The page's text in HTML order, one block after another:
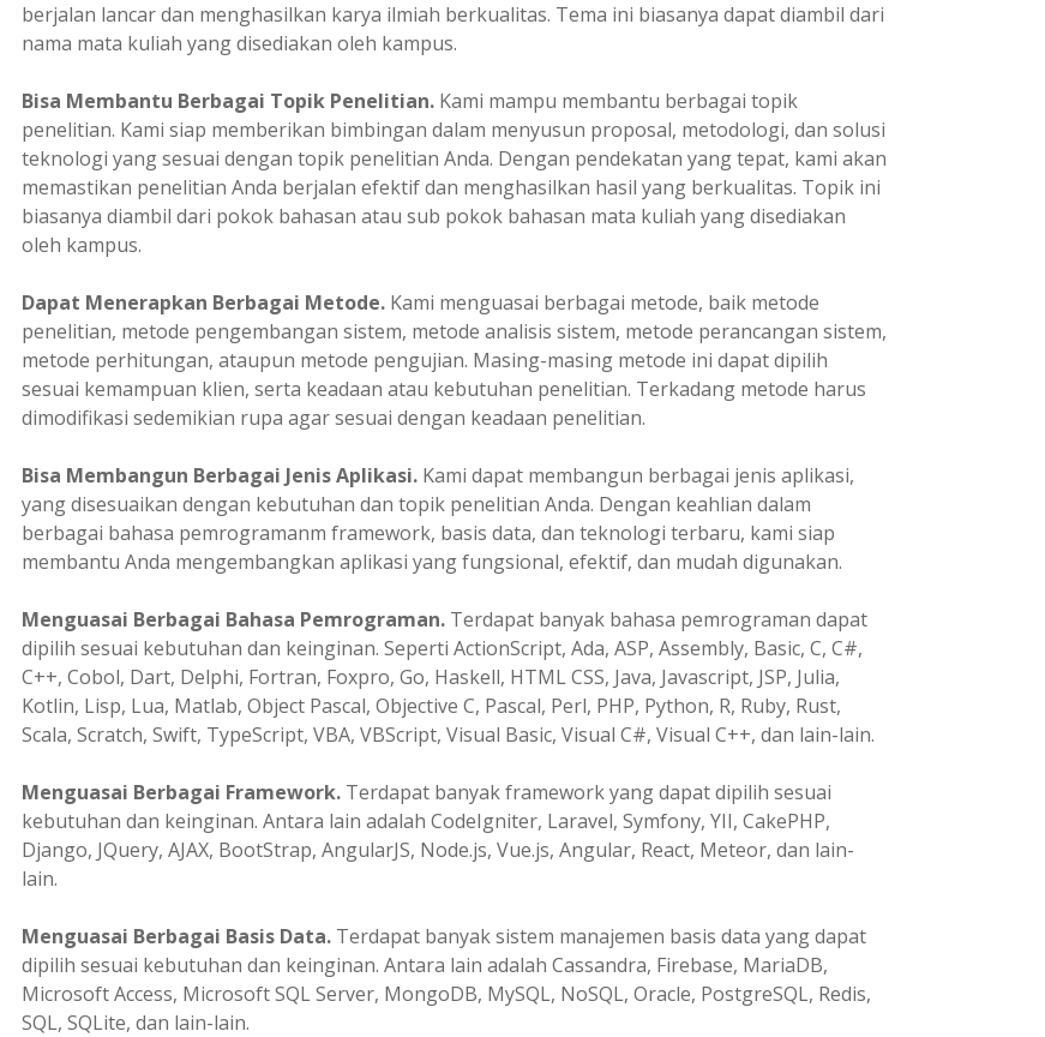
berjalan lancar dan menghasilkan karya ilmiah berkualitas. Tema ini biasanya dapat diambil dari
nama mata kuliah yang disediakan oleh kampus.
Bisa Membantu Berbagai Topik Penelitian.Kami mampu membantu berbagai topik
penelitian. Kami siap memberikan bimbingan dalam menyusun proposal, metodologi, dan solusi
teknologi yang sesuai dengan topik penelitian Anda. Dengan pendekatan yang tepat, kami akan
memastikan penelitian Anda berjalan efektif dan menghasilkan hasil yang berkualitas. Topik ini
biasanya diambil dari pokok bahasan atau sub pokok bahasan mata kuliah yang disediakan
oleh kampus.
Dapat Menerapkan Berbagai Metode.Kami menguasai berbagai metode, baik metode
penelitian, metode pengembangan sistem, metode analisis sistem, metode perancangan sistem,
metode perhitungan, ataupun metode pengujian. Masing-masing metode ini dapat dipilih
sesuai kemampuan klien, serta keadaan atau kebutuhan penelitian. Terkadang metode harus
dimodifikasi sedemikian rupa agar sesuai dengan keadaan penelitian.
Bisa Membangun Berbagai Jenis Aplikasi.Kami dapat membangun berbagai jenis aplikasi,
yang disesuaikan dengan kebutuhan dan topik penelitian Anda. Dengan keahlian dalam
berbagai bahasa pemrogramanm framework, basis data, dan teknologi terbaru, kami siap
membantu Anda mengembangkan aplikasi yang fungsional, efektif, dan mudah digunakan.
Menguasai Berbagai Bahasa Pemrograman.Terdapat banyak bahasa pemrograman dapat
dipilih sesuai kebutuhan dan keinginan. Seperti ActionScript, Ada, ASP, Assembly, Basic, C, C#,
C++, Cobol, Dart, Delphi, Fortran, Foxpro, Go, Haskell, HTML CSS, Java, Javascript, JSP, Julia,
Kotlin, Lisp, Lua, Matlab, Object Pascal, Objective C, Pascal, Perl, PHP, Python, R, Ruby, Rust,
Scala, Scratch, Swift, TypeScript, VBA, VBScript, Visual Basic, Visual C#, Visual C++, dan lain-lain.
Menguasai Berbagai Framework.Terdapat banyak framework yang dapat dipilih sesuai
kebutuhan dan keinginan. Antara lain adalah CodeIgniter, Laravel, Symfony, YII, CakePHP,
Django, JQuery, AJAX, BootStrap, AngularJS, Node.js, Vue.js, Angular, React, Meteor, dan lain-
lain.
Menguasai Berbagai Basis Data. Terdapat banyak sistem manajemen basis data yang dapat
dipilih sesuai kebutuhan dan keinginan. Antara lain adalah Cassandra, Firebase, MariaDB,
Microsoft Access, Microsoft SQL Server, MongoDB, MySQL, NoSQL, Oracle, PostgreSQL, Redis,
SQL, SQLite, dan lain-lain.